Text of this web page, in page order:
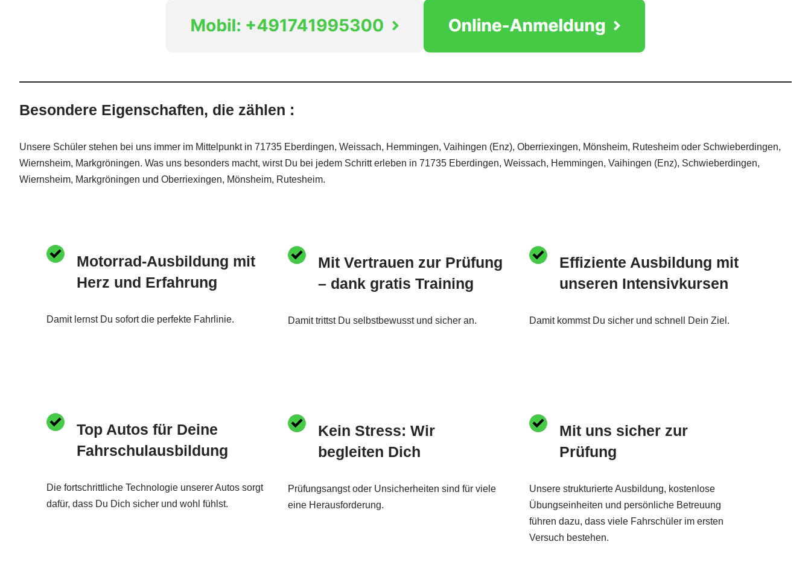
Besondere Eigenschaften, die zählen :
Unsere Schüler stehen bei uns immer im Mittelpunkt in 71735 Eberdingen, Weissach, Hemmingen, Vaihingen (Enz), Oberriexingen, Mönsheim, Rutesheim oder Schwieberdingen,
Wiernsheim, Markgröningen. Was uns besonders macht, wirst Du bei jedem Schritt erleben in 71735 Eberdingen, Weissach, Hemmingen, Vaihingen (Enz), Schwieberdingen,
Wiernsheim, Markgröningen und Oberriexingen, Mönsheim, Rutesheim.
Motorrad-Ausbildung mit
Herz und Erfahrung
Damit lernst Du sofort die perfekte Fahrlinie.
Mit Vertrauen zur Prüfung
– dank gratis Training
Damit trittst Du selbstbewusst und sicher an.
Effiziente Ausbildung mit
unseren Intensivkursen
Damit kommst Du sicher und schnell Dein Ziel.
Top Autos für Deine
Fahrschulausbildung
Die fortschrittliche Technologie unserer Autos sorgt
dafür, dass Du Dich sicher und wohl fühlst.
Kein Stress: Wir
begleiten Dich
Prüfungsangst oder Unsicherheiten sind für viele
eine Herausforderung.
Mit uns sicher zur
Prüfung
Unsere strukturierte Ausbildung, kostenlose
Übungseinheiten und persönliche Betreuung
führen dazu, dass viele Fahrschüler im ersten
Versuch bestehen.